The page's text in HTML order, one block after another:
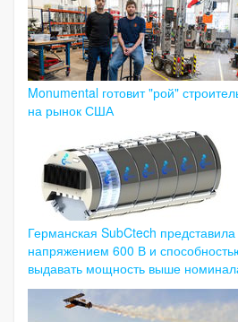
Monumental готовит "рой"
на рынок США
Германская SubCtech
напряжением 600 В и
выдавать мощность выше